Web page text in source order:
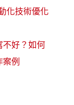
化技術優化
不好？如何
例